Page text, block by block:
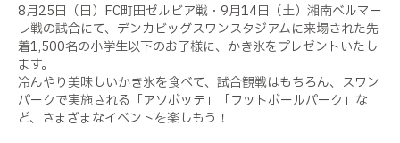
8月25日（日）FC町田ゼルビア戦・9月14日（土）湘南ベルマー
レ戦の試合にて、デンカビッグスワンスタジアムに来場された先
着1,500名の小学生以下のお子様に、かき氷をプレゼントいたし
ます。
冷んやり美味しいかき氷を食べて、試合観戦はもちろん、スワン
パークで実施される「アソボッテ」「フットボールパーク」な
ど、さまざまなイベントを楽しもう！